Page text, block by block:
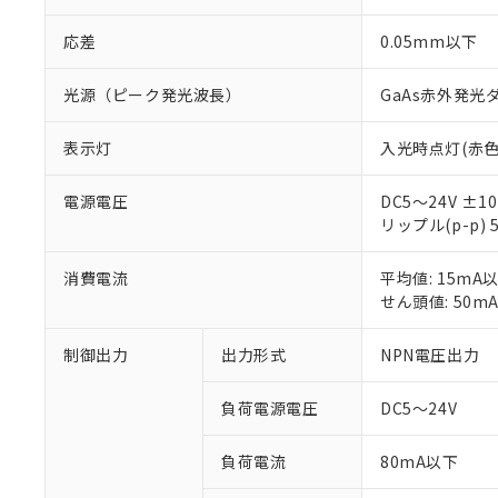
応差 0.05mm以下
光源（ピーク発光波長） GaAs赤外発光
表示灯 入光時点灯(赤
電源電圧
DC5～24V
リップル(p-p)
消費電流
平均値: 15mA
せん頭値:
制御出力 出力形式 NPN電圧出力
負荷電源電圧 DC5～24V
負荷電流 80mA以下
ご利用条件
以下の条件をお
本サービス
くものです。
当社制御機
い。
※1 対応状況
対応予定：EU
対応予定なし：
調査・確認中：
仕入先様の事情
があります。
*EU RoHS指令（10物質
六価クロム(Cr(Ⅵ))
フタル酸ビス(2-エチ
但し、RoHS指令で産
フタル酸エステル類の
※1 中国
「○」：最大均質
「×」：最大均質
「－」：未確認
*中国RoHS10物質の基
Pb(鉛) :1000ppm、
DBP(フタル酸ジブチ
当社は、こ
う）を輸出
などの必要な
ます。
当社は貴社
記
号
説明
○ 一定数以